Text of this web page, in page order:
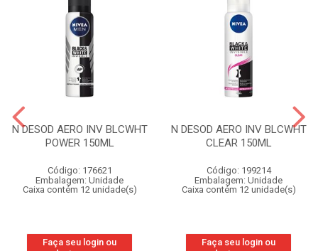
N DESOD AERO INV BLCWHT
POWER 150ML
Código: 176621
Embalagem: Unidade
Caixa contém 12 unidade(s)
Faça seu login ou
N DESOD AERO INV BLCWHT
CLEAR 150ML
Código: 199214
Embalagem: Unidade
Caixa contém 12 unidade(s)
Faça seu login ou